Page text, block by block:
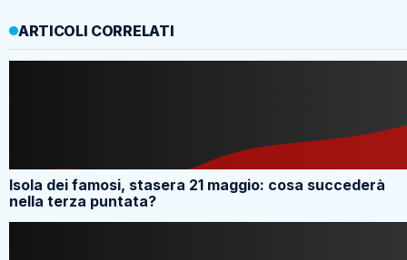
ARTICOLI CORRELATI
Isola dei famosi, stasera 21 maggio: cosa succederà
nella terza puntata?